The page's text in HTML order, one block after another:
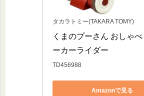
タカラトミー(TAKARA TOMY)
くまのプーさん おしゃべ
ーカーライダー
TD456988
Amazonで見る